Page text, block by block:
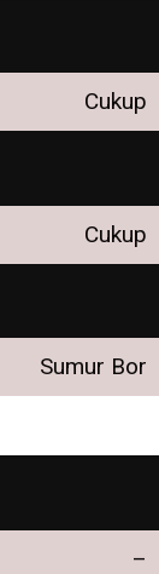
Cukup
Cukup
Sumur Bor
–